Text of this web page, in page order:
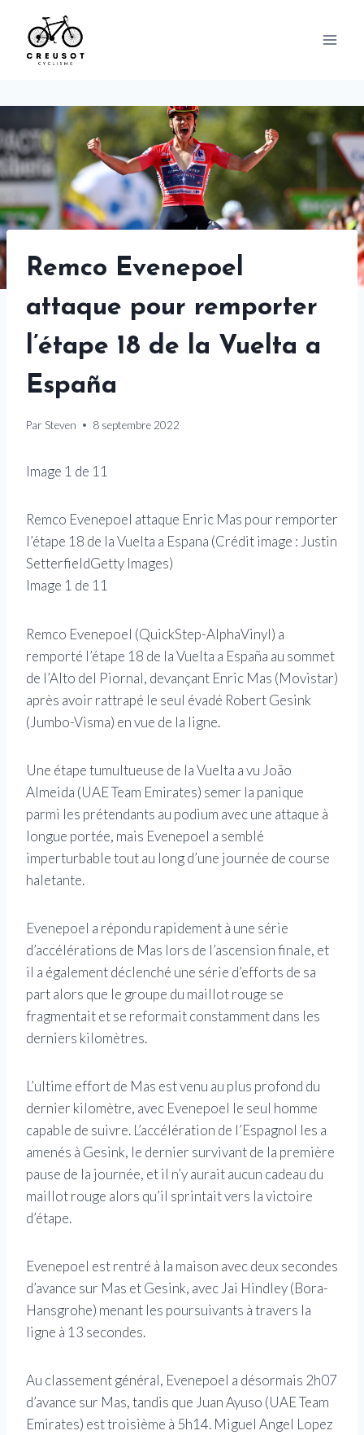
content
Remco Evenepoel
attaque pour remporter
l’étape 18 de la Vuelta a
España
Par Steven 8 septembre 2022
Image 1 de 11
Remco Evenepoel attaque Enric Mas pour remporter
l’étape 18 de la Vuelta a Espana (Crédit image : Justin
SetterfieldGetty Images)
Image 1 de 11
Remco Evenepoel (QuickStep-AlphaVinyl) a
remporté l’étape 18 de la Vuelta a España au sommet
de l’Alto del Piornal, devançant Enric Mas (Movistar)
après avoir rattrapé le seul évadé Robert Gesink
(Jumbo-Visma) en vue de la ligne.
Une étape tumultueuse de la Vuelta a vu João
Almeida (UAE Team Emirates) semer la panique
parmi les prétendants au podium avec une attaque à
longue portée, mais Evenepoel a semblé
imperturbable tout au long d’une journée de course
haletante.
Evenepoel a répondu rapidement à une série
d’accélérations de Mas lors de l’ascension finale, et
il a également déclenché une série d’efforts de sa
part alors que le groupe du maillot rouge se
fragmentait et se reformait constamment dans les
derniers kilomètres.
L’ultime effort de Mas est venu au plus profond du
dernier kilomètre, avec Evenepoel le seul homme
capable de suivre. L’accélération de l’Espagnol les a
amenés à Gesink, le dernier survivant de la première
pause de la journée, et il n’y aurait aucun cadeau du
maillot rouge alors qu’il sprintait vers la victoire
d’étape.
Evenepoel est rentré à la maison avec deux secondes
d’avance sur Mas et Gesink, avec Jai Hindley (Bora-
Hansgrohe) menant les poursuivants à travers la
ligne à 13 secondes.
Au classement général, Evenepoel a désormais 2h07
d’avance sur Mas, tandis que Juan Ayuso (UAE Team
Emirates) est troisième à 5h14. Miguel Angel Lopez